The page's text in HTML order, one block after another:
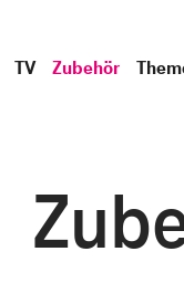
TV Zubehör